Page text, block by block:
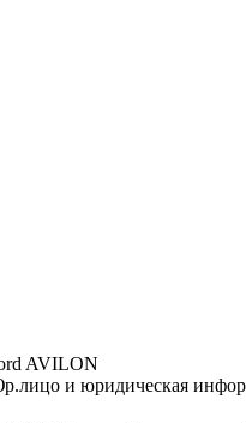
AVILON
и юридическая